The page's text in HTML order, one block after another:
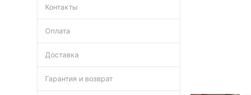
Контакты
Оплата
Доставка
Гарантия и возврат